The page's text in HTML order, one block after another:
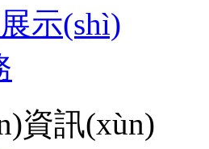
示(shì)
資訊(xùn)